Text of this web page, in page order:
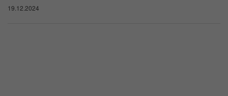
19.12.2024